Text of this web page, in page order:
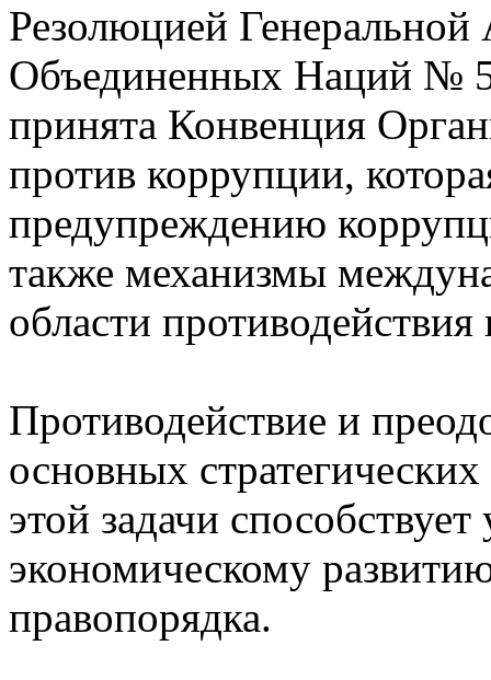
Резолюцией
Объединенных Наций №
принята Конвенция
против коррупции,
предупреждению
также механизмы
области
Противодействие и
основных
этой задачи
экономическому
правопорядка.